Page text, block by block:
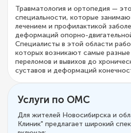
Травматология и ортопедия —
специальности, которые
лечением и профилактикой
деформаций опорно-
Специалисты в этой области
которых возникают самые
переломов и вывихов до
суставов и деформаций
Услуги по ОМС
Для жителей Новосибирска и
Клиник" предлагает широкий